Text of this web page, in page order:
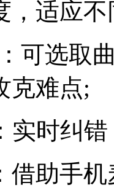
，适应
可选取
克难点;
实时纠
借助手